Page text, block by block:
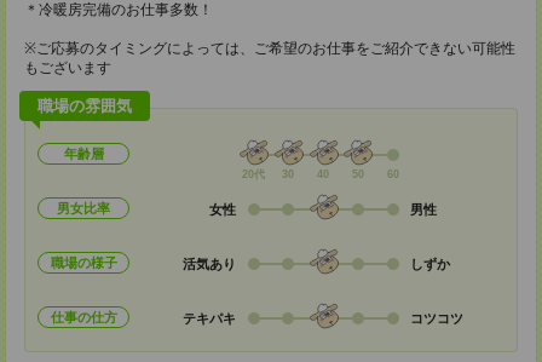
＊冷暖房完備のお仕事多数！
※ご応募のタイミングによっては、ご希望のお仕事をご紹介できない可能性
もございます
職場の雰囲気
年齢層
20代 30 40 50 60
男女比率 女性 男性
職場の様子 活気あり しずか
仕事の仕方 テキパキ コツコツ